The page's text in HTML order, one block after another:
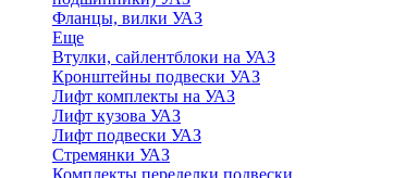
Фланцы, вилки УАЗ
Еще
Втулки, сайлентблоки на УАЗ
Кронштейны подвески УАЗ
Лифт комплекты на УАЗ
Лифт кузова УАЗ
Лифт подвески УАЗ
Стремянки УАЗ
Комплекты переделки подвески